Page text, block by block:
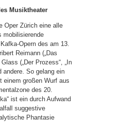
Musiktheater
Oper Zürich eine alle
mobilisierende
Opern des am 13.
Reimann („Das
(„Der Prozess“, „In
andere. So gelang ein
einem großen Wurf aus
des 20.
ist ein durch Aufwand
suggestive
Phantasie